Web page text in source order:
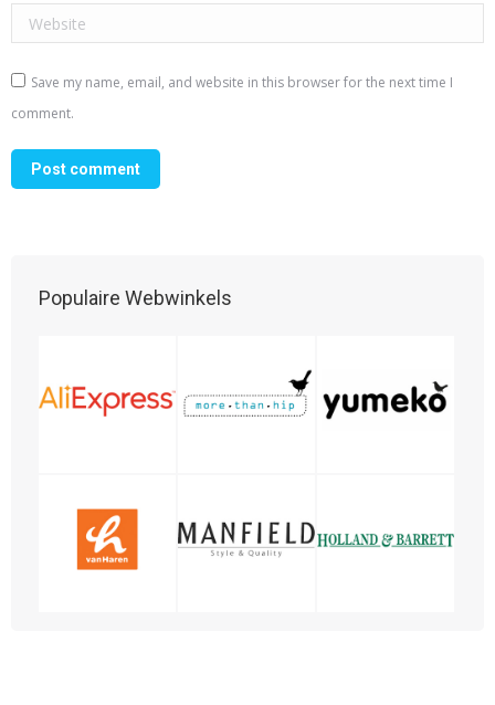
Website
Save my name, email, and website in this browser for the next time I
comment.
Post comment
Populaire Webwinkels